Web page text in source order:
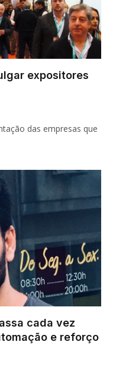
expositores
das empresas que
cada vez
e reforço